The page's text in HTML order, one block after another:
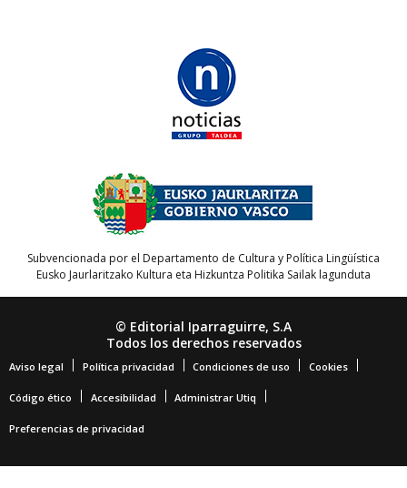
Subvencionada por el Departamento de Cultura y Política Lingüística
Eusko Jaurlaritzako Kultura eta Hizkuntza Politika Sailak lagunduta
© Editorial Iparraguirre, S.A
Todos los derechos reservados
Aviso legal Política privacidad Condiciones de uso Cookies
Código ético Accesibilidad Administrar Utiq
Preferencias de privacidad